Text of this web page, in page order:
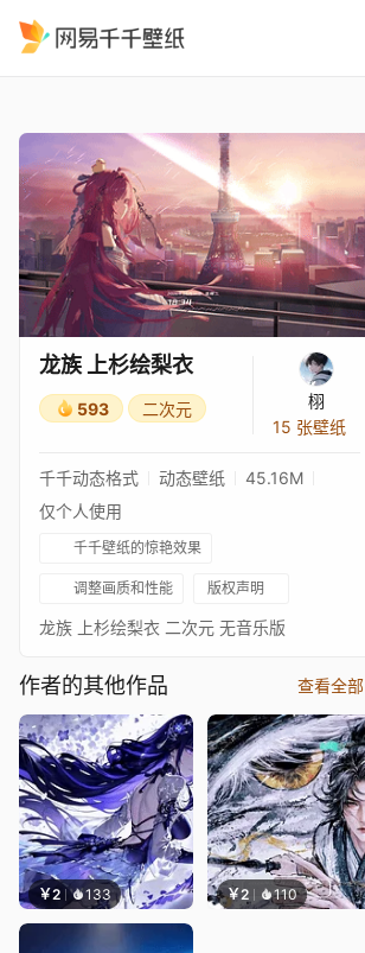
龙族 上杉绘梨衣
593 二次元
栩
15 张壁纸
千千动态格式 动态壁纸
45.16M
仅个人使用
千千壁纸的惊艳效果
调整画质和性能 版权声明
龙族 上杉绘梨衣 二次元 无音乐版
作者的其他作品 查看全部
￥2 133 ￥2 110